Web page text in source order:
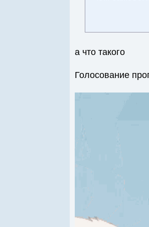
а что такого
Голосование